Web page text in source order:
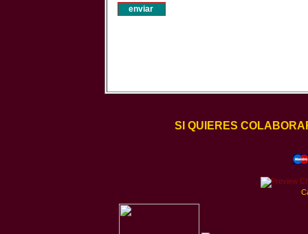
SI QUIERES